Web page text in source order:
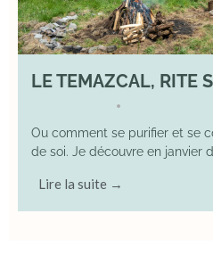
LE TEMAZCAL, RITE
•
Ou comment se purifier et se
de soi. Je découvre en janvier
Lire la suite →